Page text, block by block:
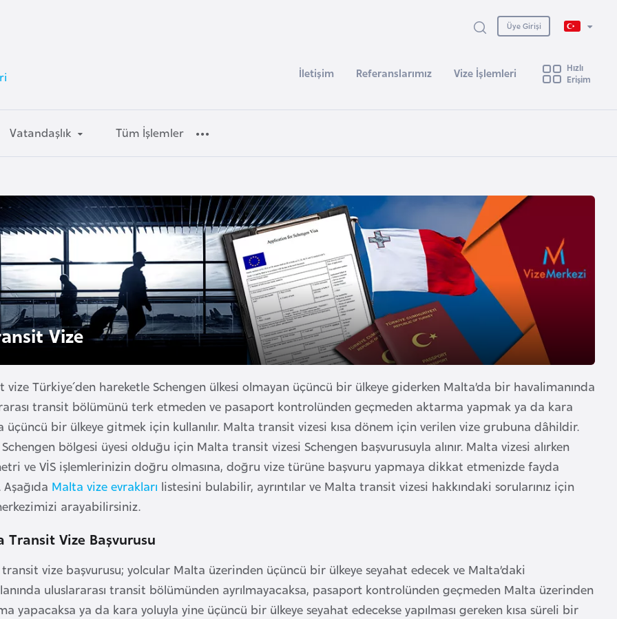
Üye Girişi
İletişim Referanslarımız Vize İşlemleri
Hızlı
Erişim
Vatandaşlık Tüm İşlemler
Vize
vize Türkiye´den hareketle Schengen ülkesi olmayan üçüncü bir ülkeye giderken Malta’da bir havalimanında
transit bölümünü terk etmeden ve pasaport kontrolünden geçmeden aktarma yapmak ya da kara
üçüncü bir ülkeye gitmek için kullanılır. Malta transit vizesi kısa dönem için verilen vize grubuna dâhildir.
bölgesi üyesi olduğu için Malta transit vizesi Schengen başvurusuyla alınır. Malta vizesi alırken
ve VİS işlemlerinizin doğru olmasına, doğru vize türüne başvuru yapmaya dikkat etmenizde fayda
Aşağıda Malta vize evrakları listesini bulabilir, ayrıntılar ve Malta transit vizesi hakkındaki sorularınız için
arayabilirsiniz.
Transit Vize Başvurusu
vize başvurusu; yolcular Malta üzerinden üçüncü bir ülkeye seyahat edecek ve Malta’daki
uluslararası transit bölümünden ayrılmayacaksa, pasaport kontrolünden geçmeden Malta üzerinden
yapacaksa ya da kara yoluyla yine üçüncü bir ülkeye seyahat edecekse yapılması gereken kısa süreli bir